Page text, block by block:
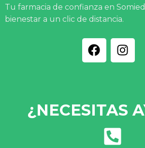
Tu farmacia de confianza en
bienestar a un clic de distancia.
¿NECESITAS